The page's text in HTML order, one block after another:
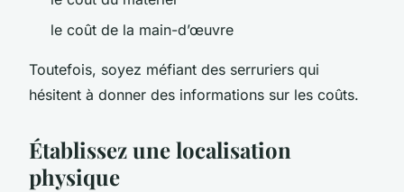
le coût de la main-d’œuvre
Toutefois, soyez méfiant des serruriers qui
hésitent à donner des informations sur les coûts.
Établissez une localisation
physique